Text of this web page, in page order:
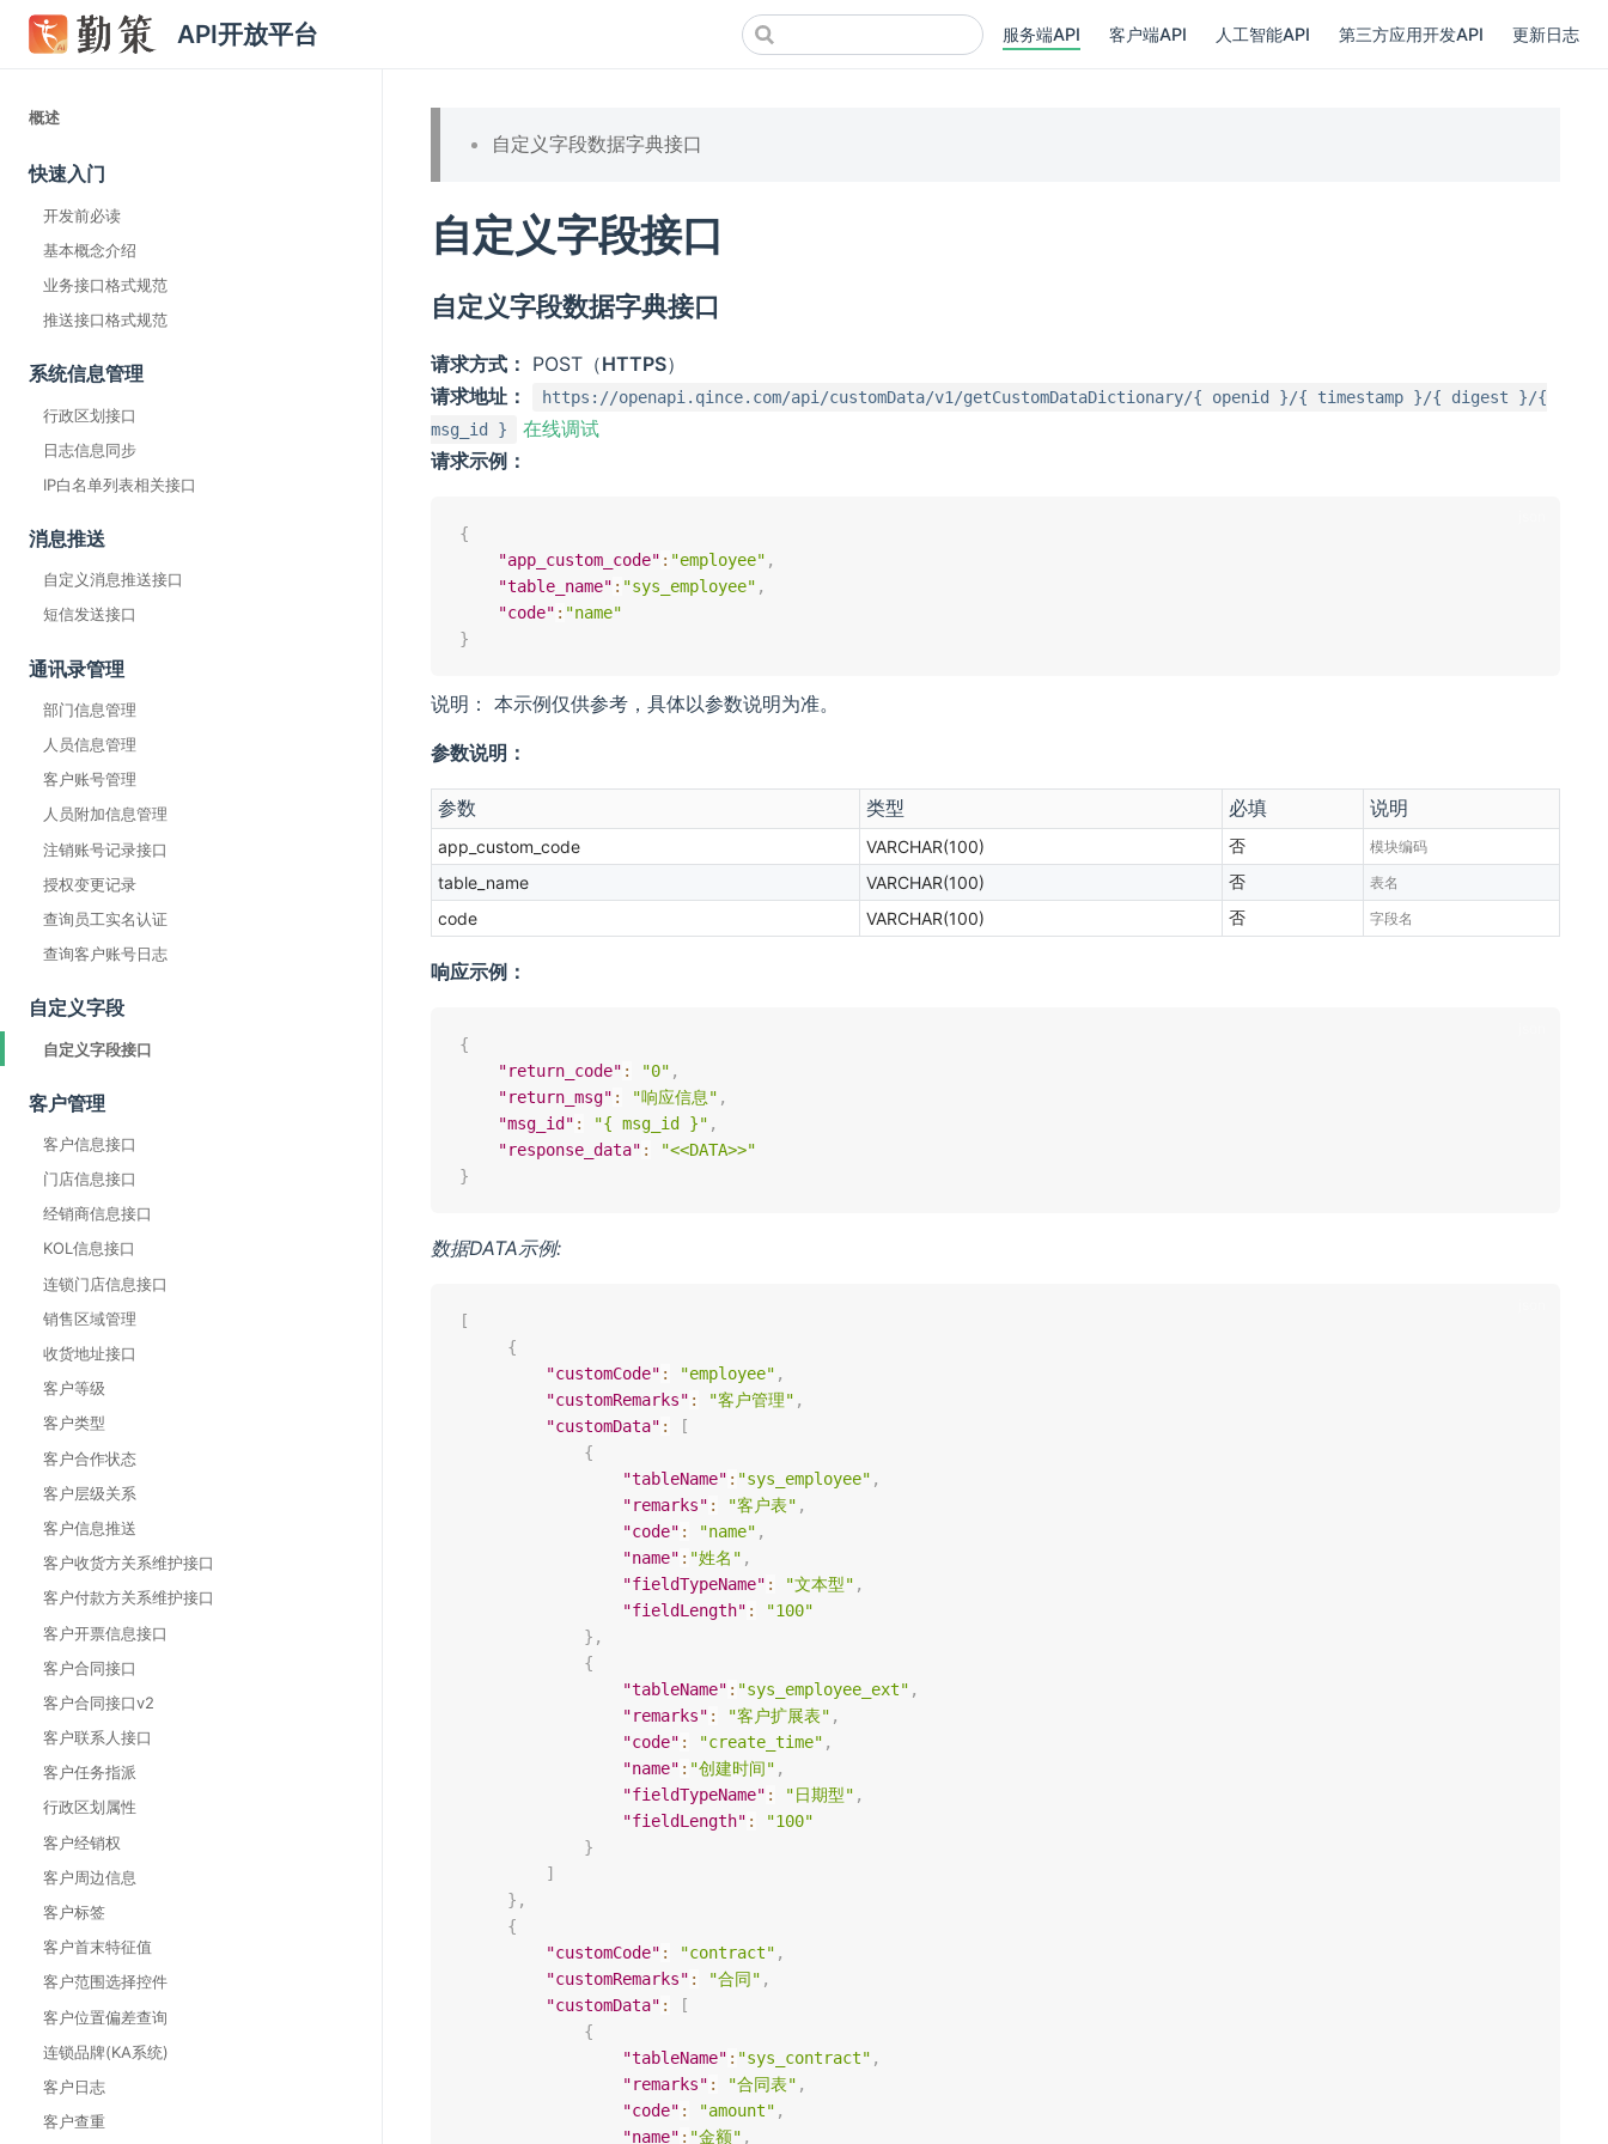
API开放平台 服务端API 客户端API 人工智能API 第三方应用开发API 更新日志
概述
快速入门
开发前必读
基本概念介绍
业务接口格式规范
推送接口格式规范
系统信息管理
行政区划接口
日志信息同步
IP白名单列表相关接口
消息推送
自定义消息推送接口
短信发送接口
通讯录管理
部门信息管理
人员信息管理
客户账号管理
人员附加信息管理
注销账号记录接口
授权变更记录
查询员工实名认证
查询客户账号日志
自定义字段
自定义字段接口
客户管理
客户信息接口
门店信息接口
经销商信息接口
KOL信息接口
连锁门店信息接口
销售区域管理
收货地址接口
客户等级
客户类型
客户合作状态
客户层级关系
客户信息推送
客户收货方关系维护接口
客户付款方关系维护接口
客户开票信息接口
客户合同接口
客户合同接口v2
客户联系人接口
客户任务指派
行政区划属性
客户经销权
客户周边信息
客户标签
客户首末特征值
客户范围选择控件
客户位置偏差查询
连锁品牌(KA系统)
客户日志
客户查重
自定义字段数据字典接口
自定义字段接口
自定义字段数据字典接口
请求方式： POST（HTTPS）
请求地址：
https://openapi.qince.com/api/customData/v1/getCustomDataDictionary/{ openid }/{ timestamp }/{ digest }/{
msg_id }
在线调试
请求示例：
{
"app_custom_code" : "employee" ,
"table_name" : "sys_employee" ,
"code" : "name"
}
说明： 本示例仅供参考，具体以参数说明为准。
参数说明：
参数 类型 必填 说明
app_custom_code VARCHAR(100) 否 模块编码
table_name VARCHAR(100) 否 表名
code VARCHAR(100) 否 字段名
响应示例：
{
"return_code" : "0" ,
"return_msg" : "响应信息" ,
"msg_id" : "{ msg_id }" ,
"response_data" :
"<<DATA>>"
}
数据DATA示例:
[
{
"customCode" : "employee" ,
"customRemarks" : "客户管理" ,
"customData" :
[
{
"tableName" : "sys_employee" ,
"remarks" : "客户表" ,
"code" : "name" ,
"name" : "姓名" ,
"fieldTypeName" : "文本型" ,
"fieldLength" :
"100"
} ,
{
"tableName" : "sys_employee_ext" ,
"remarks" : "客户扩展表" ,
"code" : "create_time" ,
"name" : "创建时间" ,
"fieldTypeName" : "日期型" ,
"fieldLength" :
"100"
}
]
} ,
{
"customCode" : "contract" ,
"customRemarks" : "合同" ,
"customData" :
[
{
"tableName" : "sys_contract" ,
"remarks" : "合同表" ,
"code" : "amount" ,
"name" : "金额" ,